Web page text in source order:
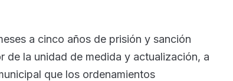
a cinco años de prisión y sanción
de la unidad de medida y actualización, a
que los ordenamientos